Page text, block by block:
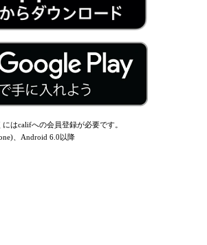
はcalifへの会員登録が必要です。
、Android 6.0以降